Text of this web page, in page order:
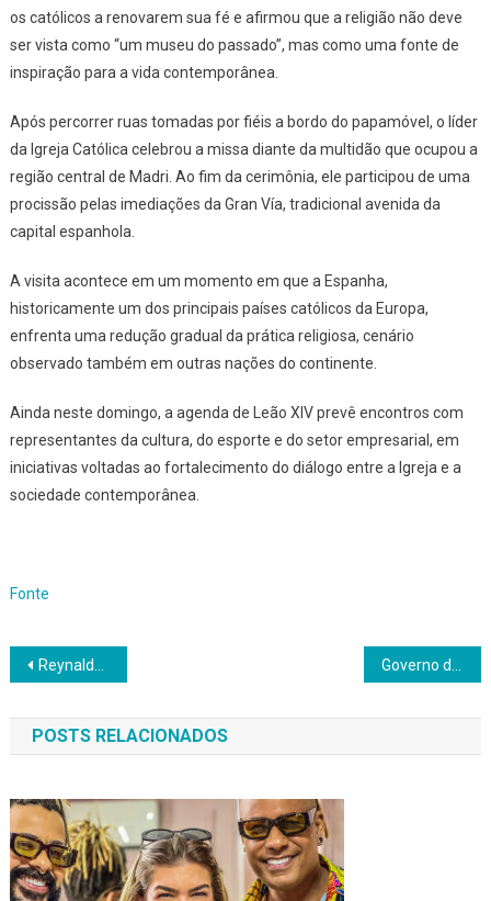
os católicos a renovarem sua fé e afirmou que a religião não deve
ser vista como “um museu do passado”, mas como uma fonte de
inspiração para a vida contemporânea.
Após percorrer ruas tomadas por fiéis a bordo do papamóvel, o líder
da Igreja Católica celebrou a missa diante da multidão que ocupou a
região central de Madri. Ao fim da cerimônia, ele participou de uma
procissão pelas imediações da Gran Vía, tradicional avenida da
capital espanhola.
A visita acontece em um momento em que a Espanha,
historicamente um dos principais países católicos da Europa,
enfrenta uma redução gradual da prática religiosa, cenário
observado também em outras nações do continente.
Ainda neste domingo, a agenda de Leão XIV prevê encontros com
representantes da cultura, do esporte e do setor empresarial, em
iniciativas voltadas ao fortalecimento do diálogo entre a Igreja e a
sociedade contemporânea.
Fonte
Navegação
de
Post
Reynaldo Gianecchini almoça no Candeal antes de estrear peça em Salvador
POSTS RELACIONADOS